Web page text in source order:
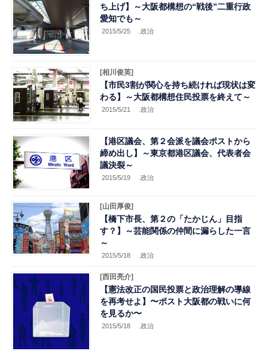
ち上げ】～大阪都構想の“戦後”二重行政
愛知でも～
2015/5/25 .政治
[相川俊英]
【市民3割が関心を持ち続ければ現状は変
わる】～大阪都構想住民投票を終えて～
2015/5/21 .政治
【港区議会、第２会派を議会ポストから
締め出し】～東京都港区議会、代表者会
議決裂～
2015/5/19 .政治
[山田厚俊]
【橋下市長、第２の「たかじん」目指
す？】～芸能関係の仲間に漏らした一言
～
2015/5/18 .政治
[西田亮介]
【憲法改正の国民投票と政治理解の導線
を再考せよ】〜ポスト大阪都の戦いに何
を見るか〜
2015/5/18 .政治